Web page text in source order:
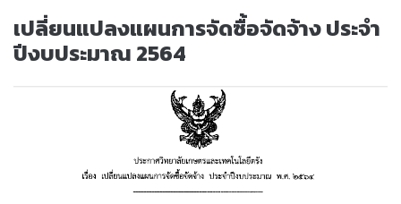
เปลี่ยนแปลงแผนการจัดซื้อจัดจ้าง ประจำ
ปีงบประมาณ 2564